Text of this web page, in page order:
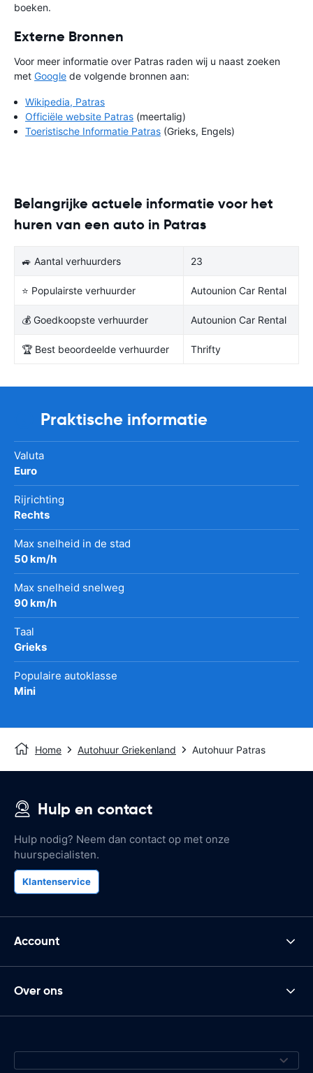
boeken.
Externe Bronnen
Voor meer informatie over Patras raden wij u naast zoeken
met Google de volgende bronnen aan:
Wikipedia, Patras
Officiële website Patras (meertalig)
Toeristische Informatie Patras (Grieks, Engels)
Belangrijke actuele informatie voor het
huren van een auto in Patras
🚙 Aantal verhuurders 23
⭐ Populairste verhuurder Autounion Car Rental
💰 Goedkoopste verhuurder Autounion Car Rental
🏆 Best beoordeelde verhuurder Thrifty
Praktische informatie
Valuta
Euro
Rijrichting
Rechts
Max snelheid in de stad
50 km/h
Max snelheid snelweg
90 km/h
Taal
Grieks
Populaire autoklasse
Mini
Home Autohuur Griekenland Autohuur Patras
Hulp en contact
Hulp nodig? Neem dan contact op met onze
huurspecialisten.
Klantenservice
Account
Over ons